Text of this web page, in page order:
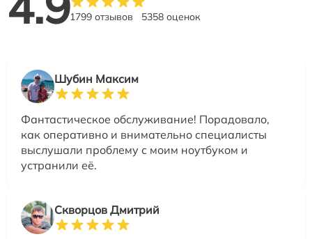
1799 отзывов 5358 оценок
Шубин Максим
Фантастическое обслуживание! Порадовало,
как оперативно и внимательно специалисты
выслушали проблему с моим ноутбуком и
устранили её.
Скворцов Дмитрий